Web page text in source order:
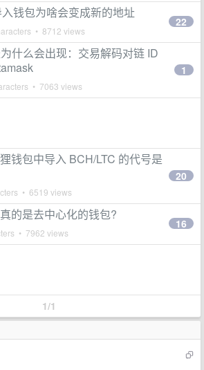
钱包为啥会变成新的地址
• 8712 views
22
什么会出现：交易解码对链 ID
• 7063 views
1
钱包中导入 BCH/LTC 的代号是
• 6519 views
20
的是去中心化的钱包?
• 7962 views
16
1/1